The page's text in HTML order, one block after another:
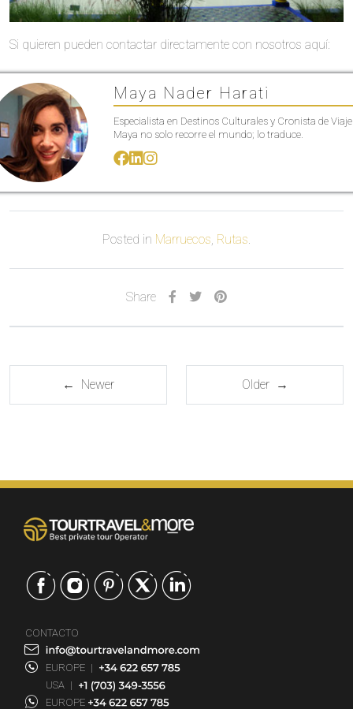
Si quieren pueden contactar directamente con nosotros aquí:
Maya Nader Harati
Especialista en Destinos Culturales y Cronista de
Maya no solo recorre el mundo; lo traduce.
Posted in Marruecos Rutas
Share
← Newer Older →
CONTACTO
EUROPE |
USA |
EUROPE